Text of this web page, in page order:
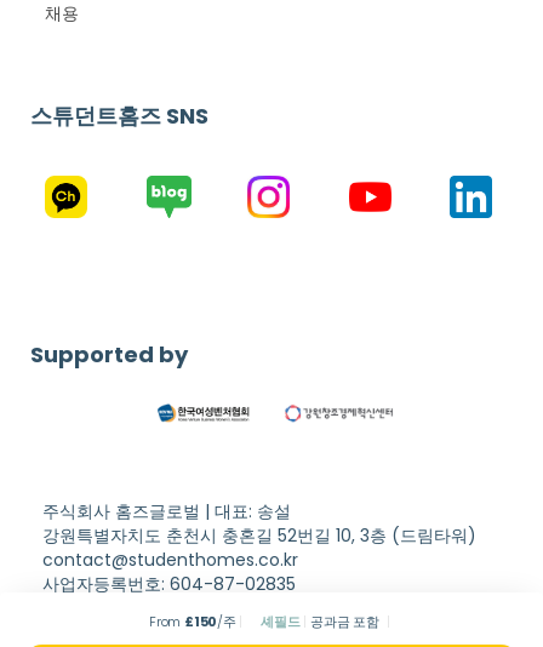
From £150/주 셰필드 공과금 포함
채용
스튜던트홈즈 SNS
Supported by
주식회사 홈즈글로벌 | 대표: 송설
강원특별자치도 춘천시 충혼길 52번길 10, 3층 (드림타워)
contact@studenthomes.co.kr
사업자등록번호: 604-87-02835
Copyright © Student Homes. All rights reserved.